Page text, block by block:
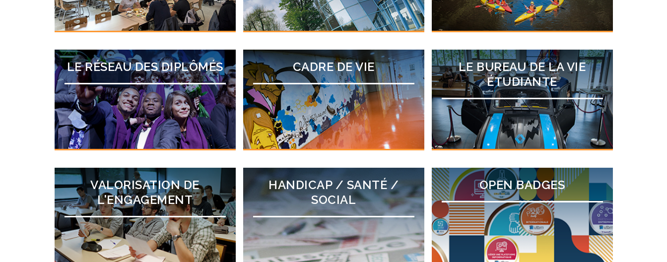
LE RÉSEAU DES DIPLÔMÉS
VALORISATION DE
L'ENGAGEMENT
CADRE DE VIE
HANDICAP / SANTÉ /
SOCIAL
LE BUREAU DE LA VIE
ÉTUDIANTE
OPEN BADGES